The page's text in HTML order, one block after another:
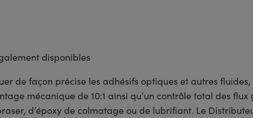
disponibles
de façon précise les adhésifs optiques et autres
mécanique de 10:1 ainsi qu’un contrôle total des
d’époxy de colmatage ou de lubrifiant. Le